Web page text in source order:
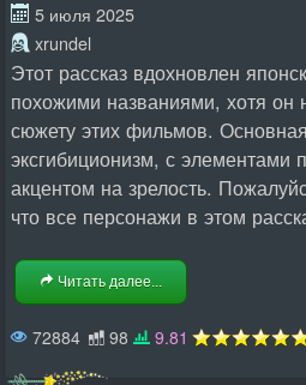
5 июля 2025
xrundel
Этот рассказ вдохновлен
похожими названиями, хотя он
сюжету этих фильмов.
эксгибиционизм, с элементами
акцентом на зрелость.
что все персонажи в этом
Читать далее...
72884 98 9.81